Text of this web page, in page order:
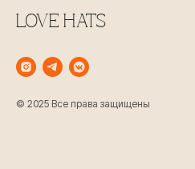
LOVE HATS
© 2025 Все права защищены